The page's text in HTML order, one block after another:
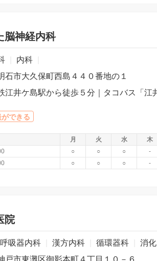
脳神経内科
内科
石市大久保町西島４４０番地の１
できる
月 火 水
木
○ ○ ○
-
○ ○ ○ -
院
呼吸器内科 漢方内科 循環器科
消化器科
戸市東灘区御影本町４丁目１０－６